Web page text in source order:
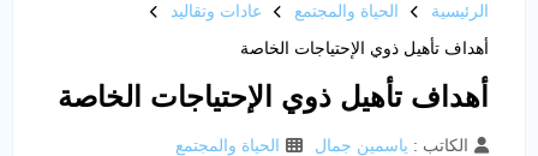
الرئيسية الحياة والمجتمع
عادات وتقاليد
أهداف تأهيل ذوي الإحتياجات الخاصة
أهداف تأهيل ذوي الإحتياجات الخاصة
الكاتب : ياسمين جمال
الحياة والمجتمع